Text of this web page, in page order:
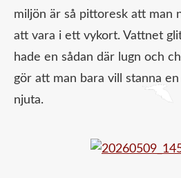
miljön är så pittoresk att man
att vara i ett vykort. Vattnet
hade en sådan där lugn och
gör att man bara vill stanna
njuta.